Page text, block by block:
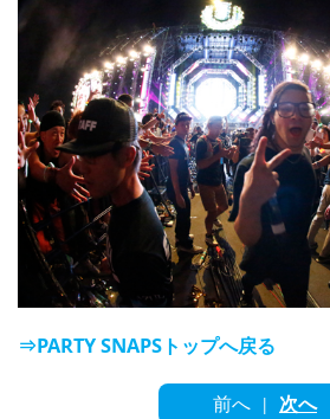
⇒PARTY SNAPSトップへ戻る
前へ | 次へ